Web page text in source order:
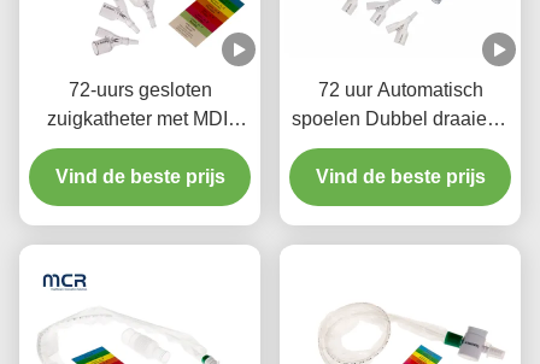
72-uurs gesloten
zuigkatheter met MDI-
poort en
vacuümcontroleventiel
Vind de beste prijs
72 uur Automatisch
spoelen Dubbel draaiend
steriele gesloten
zuigkatheter systeem
voor enkel patiënt gebruik
Vind de beste prijs